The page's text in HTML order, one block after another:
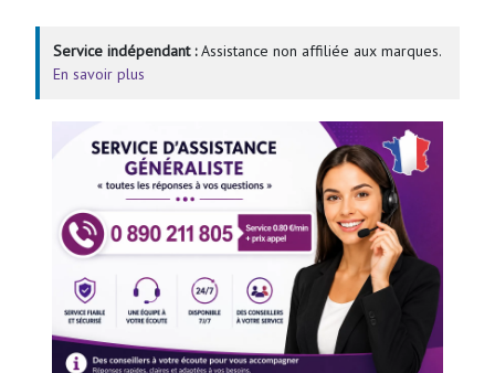
Service indépendant :Assistance non affiliée aux marques.
En savoir plus